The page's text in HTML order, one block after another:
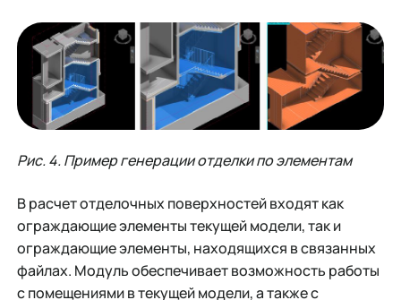
Рис. 4. Пример генерации отделки по элементам
В расчет отделочных поверхностей входят как
ограждающие элементы текущей модели, так и
ограждающие элементы, находящихся в связанных
файлах. Модуль обеспечивает возможность работы
с помещениями в текущей модели, а также с